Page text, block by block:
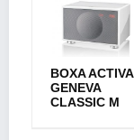
BOXA ACTIVA
GENEVA
CLASSIC M